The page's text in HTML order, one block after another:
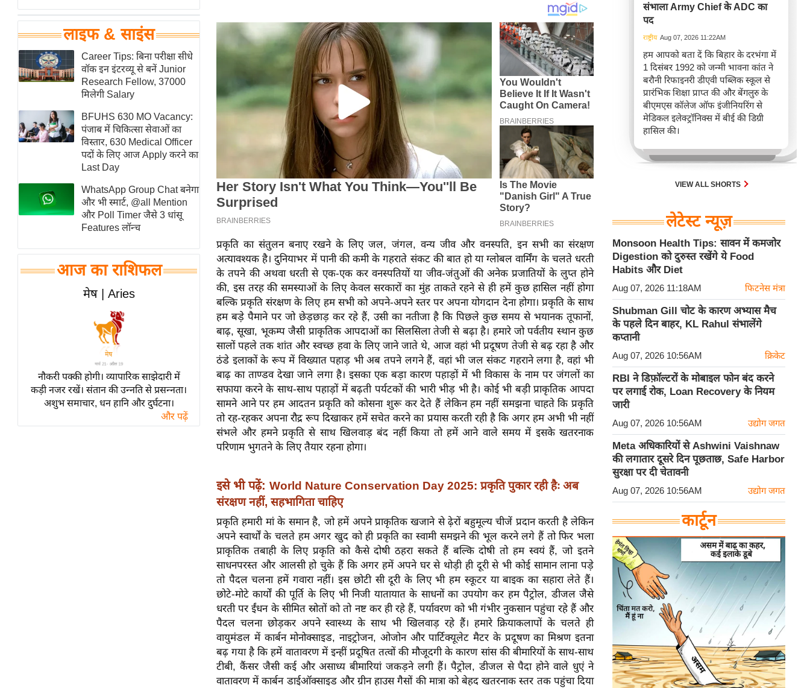
घरेलू नुस्खे
पर्यटन स्थल
फिटनेस मंत्रा
रिलेशनशिप
राजनीति
विश्लेषण
समसामयिक
मातृभूमि
एम.
आर.
आई.
समीक्षा
धर्म
ज्योतिष
त्योहार
राशिफल
विशेष
विश्लेषण
लाइफ & साइंस
Career Tips: बिना परीक्षा सीधे
वॉक इन इंटरव्यू से बनें Junior
Research Fellow, 37000
मिलेगी Salary
BFUHS 630 MO Vacancy:
पंजाब में चिकित्सा सेवाओं का
विस्तार, 630 Medical Officer
पदों के लिए आज Apply करने का
Last Day
WhatsApp Group Chat बनेगा
और भी स्मार्ट, @all Mention
और Poll Timer जैसे 3 धांसू
Features लॉन्च
आज का राशिफल
मेष | Aries
नौकरी पक्की होगी। व्यापारिक साझेदारी में
कड़ी नजर रखें। संतान की उन्नति से प्रसन्नता।
अशुभ समाचार, धन हानि और दुर्घटना।
और पढ़ें
प्रकृति का संतुलन बनाए रखने के लिए जल, जंगल, वन्य जीव और वनस्पति, इन सभी का संरक्षण
अत्यावश्यक है। दुनियाभर में पानी की कमी के गहराते संकट की बात हो या ग्लोबल वार्मिंग के चलते धरती
के तपने की अथवा धरती से एक-एक कर वनस्पतियों या जीव-जंतुओं की अनेक प्रजातियों के लुप्त होने
की, इस तरह की समस्याओं के लिए केवल सरकारों का मुंह ताकते रहने से ही हमें कुछ हासिल नहीं होगा
बल्कि प्रकृति संरक्षण के लिए हम सभी को अपने-अपने स्तर पर अपना योगदान देना होगा। प्रकृति के साथ
हम बड़े पैमाने पर जो छेड़छाड़ कर रहे हैं, उसी का नतीजा है कि पिछले कुछ समय से भयानक तूफानों,
बाढ़, सूखा, भूकम्प जैसी प्राकृतिक आपदाओं का सिलसिला तेजी से बढ़ा है। हमारे जो पर्वतीय स्थान कुछ
सालों पहले तक शांत और स्वच्छ हवा के लिए जाने जाते थे, आज वहां भी प्रदूषण तेजी से बढ़ रहा है और
ठंडे इलाकों के रूप में विख्यात पहाड़ भी अब तपने लगने हैं, वहां भी जल संकट गहराने लगा है, वहां भी
बाढ़ का ताण्डव देखा जाने लगा है। इसका एक बड़ा कारण पहाड़ों में भी विकास के नाम पर जंगलों का
सफाया करने के साथ-साथ पहाड़ों में बढ़ती पर्यटकों की भारी भीड़ भी है। कोई भी बड़ी प्राकृतिक आपदा
सामने आने पर हम आदतन प्रकृति को कोसना शुरू कर देते हैं लेकिन हम नहीं समझना चाहते कि प्रकृति
तो रह-रहकर अपना रौद्र रूप दिखाकर हमें सचेत करने का प्रयास करती रही है कि अगर हम अभी भी नहीं
संभले और हमने प्रकृति से साथ खिलवाड़ बंद नहीं किया तो हमें आने वाले समय में इसके खतरनाक
परिणाम भुगतने के लिए तैयार रहना होगा।
इसे भी पढ़ें: World Nature Conservation Day 2025: प्रकृति पुकार रही हैः अब
संरक्षण नहीं, सहभागिता चाहिए
प्रकृति हमारी मां के समान है, जो हमें अपने प्राकृतिक खजाने से ढ़ेरों बहुमूल्य चीजें प्रदान करती है लेकिन
अपने स्वार्थों के चलते हम अगर खुद को ही प्रकृति का स्वामी समझने की भूल करने लगे हैं तो फिर भला
प्राकृतिक तबाही के लिए प्रकृति को कैसे दोषी ठहरा सकते हैं बल्कि दोषी तो हम स्वयं हैं, जो इतने
साधनपरस्त और आलसी हो चुके हैं कि अगर हमें अपने घर से थोड़ी ही दूरी से भी कोई सामान लाना पड़े
तो पैदल चलना हमें गवारा नहीं। इस छोटी सी दूरी के लिए भी हम स्कूटर या बाइक का सहारा लेते हैं।
छोटे-मोटे कार्यों की पूर्ति के लिए भी निजी यातायात के साधनों का उपयोग कर हम पैट्रोल, डीजल जैसे
धरती पर ईंधन के सीमित स्रोतों को तो नष्ट कर ही रहे हैं, पर्यावरण को भी गंभीर नुकसान पहुंचा रहे हैं और
पैदल चलना छोड़कर अपने स्वास्थ्य के साथ भी खिलवाड़ रहे हैं। हमारे क्रियाकलापों के चलते ही
वायुमंडल में कार्बन मोनोक्साइड, नाइट्रोजन, ओजोन और पार्टिक्यूलेट मैटर के प्रदूषण का मिश्रण इतना
बढ़ गया है कि हमें वातावरण में इन्हीं प्रदूषित तत्वों की मौजूदगी के कारण सांस की बीमारियों के साथ-साथ
टीबी, कैंसर जैसी कई और असाध्य बीमारियां जकड़ने लगी हैं। पैट्रोल, डीजल से पैदा होने वाले धुएं ने
वातावरण में कार्बन डाईऑक्साइड और ग्रीन हाउस गैसों की मात्रा को बेहद खतरनाक स्तर तक पहुंचा दिया
संभाला Army Chief के ADC का
पद
राष्ट्रीय Aug 07, 2026 11:22AM
हम आपको बता दें कि बिहार के दरभंगा में
1 दिसंबर 1992 को जन्मी भावना कांत ने
बरौनी रिफाइनरी डीएवी पब्लिक स्कूल से
प्रारंभिक शिक्षा प्राप्त की और बेंगलुरु के
बीएमएस कॉलेज ऑफ इंजीनियरिंग से
मेडिकल इलेक्ट्रॉनिक्स में बीई की डिग्री
हासिल की।
VIEW ALL SHORTS
लेटेस्ट न्यूज़
Monsoon Health Tips: सावन में कमजोर
Digestion को दुरुस्त रखेंगे ये Food
Habits और Diet
Aug 07, 2026 11:18AM फिटनेस मंत्रा
Shubman Gill चोट के कारण अभ्यास मैच
के पहले दिन बाहर, KL Rahul संभालेंगे
कप्तानी
Aug 07, 2026 10:56AM क्रिकेट
RBI ने डिफ़ॉल्टरों के मोबाइल फोन बंद करने
पर लगाई रोक, Loan Recovery के नियम
जारी
Aug 07, 2026 10:56AM उद्योग जगत
Meta अधिकारियों से Ashwini Vaishnaw
की लगातार दूसरे दिन पूछताछ, Safe Harbor
सुरक्षा पर दी चेतावनी
Aug 07, 2026 10:56AM उद्योग जगत
कार्टून